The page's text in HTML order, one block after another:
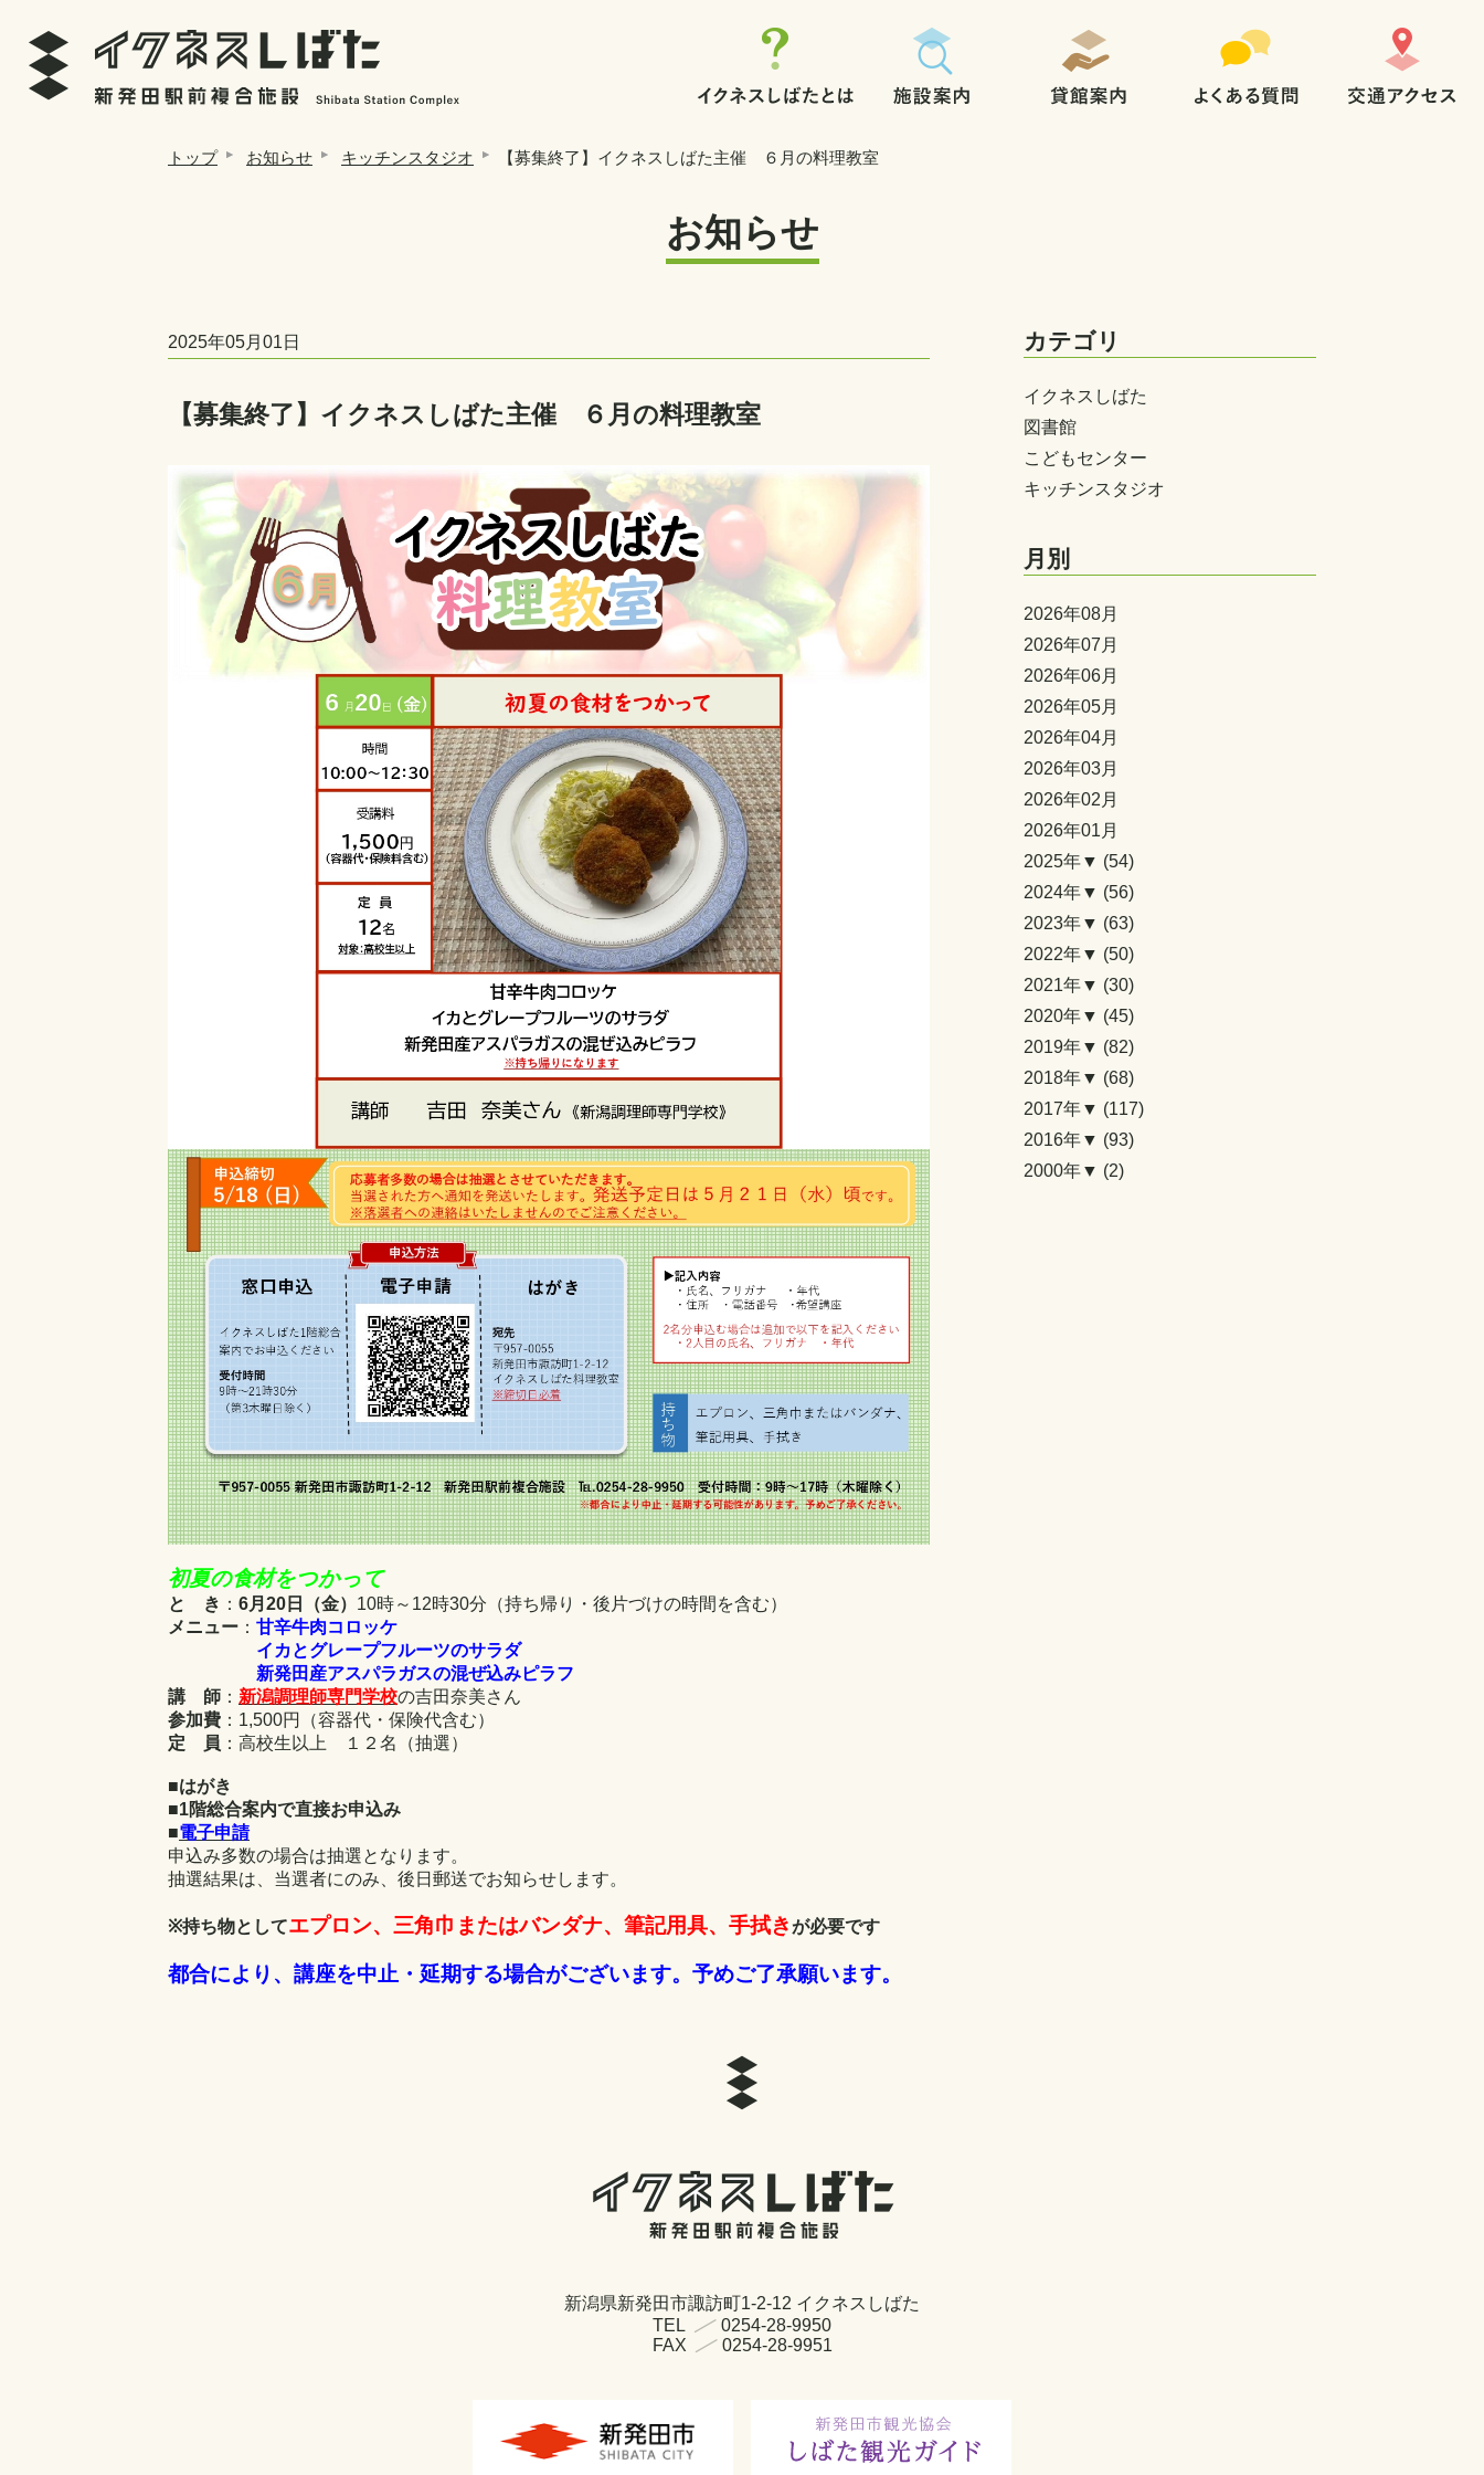
トップ お知らせ キッチンスタジオ 【募集終了】イクネスしばた主催 ６月の料理教室
お知らせ
2025年05月01日
【募集終了】イクネスしばた主催 ６月の料理教室
初夏の食材をつかって
と き ： 6月20日（金） 10時～12時30分（持ち帰り・後片づけの時間を含む）
メニュー ： 甘辛牛肉コロッケ
イカとグレープフルーツのサラダ
新発田産アスパラガスの混ぜ込みピラフ
講 師 ： 新潟調理師専門学校の吉田奈美さん
参加費 ：1,500円（容器代・保険代含む）
定 員 ：高校生以上 １２名（抽選）
■はがき
■1階総合案内で直接お申込み
■電子申請
申込み多数の場合は抽選となります。
抽選結果は、当選者にのみ、後日郵送でお知らせします。
※持ち物としてエプロン、三角巾またはバンダナ、筆記用具、手拭きが必要です
都合により、講座を中止・延期する場合がございます。予めご了承願います。
カテゴリ
イクネスしばた
図書館
こどもセンター
キッチンスタジオ
月別
2026年08月
2026年07月
2026年06月
2026年05月
2026年04月
2026年03月
2026年02月
2026年01月
2025年▼ (54)
2024年▼ (56)
2023年▼ (63)
2022年▼ (50)
2021年▼ (30)
2020年▼ (45)
2019年▼ (82)
2018年▼ (68)
2017年▼ (117)
2016年▼ (93)
2000年▼ (2)
新潟県新発田市諏訪町1-2-12 イクネスしばた
TEL
0254-28-9950
FAX
0254-28-9951